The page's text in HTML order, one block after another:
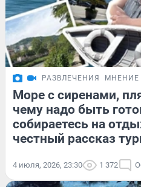
РАЗВЛЕЧЕНИЯ МНЕНИЕ
Море с сиренами,
чему надо быть
собираетесь на
честный рассказ
4 июля, 2026, 23:30 1 372